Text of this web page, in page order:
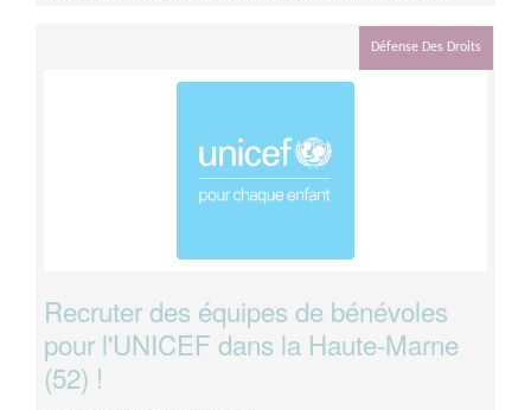
Défense Des Droits
Recruter des équipes de bénévoles
pour l'UNICEF dans la Haute-Marne
(52) !